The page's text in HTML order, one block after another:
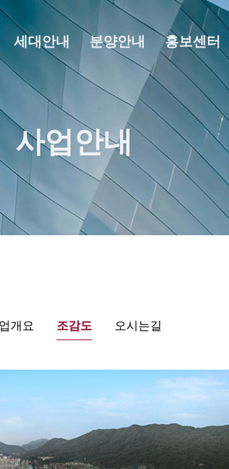
세대안내 분양안내 홍보센터
사업안내
개요 조감도 오시는길